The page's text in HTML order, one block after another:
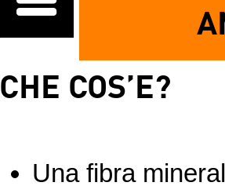
CHE COS’E?
Una fibra